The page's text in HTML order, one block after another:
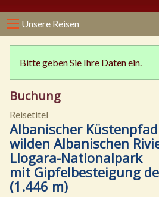
Unsere Reisen
Bitte geben Sie Ihre Daten ein.
Buchung
Reisetitel
Albanischer
wilden Albanischen
Llogara-Nationalpark
mit Gipfelbesteigung
(1.446 m)